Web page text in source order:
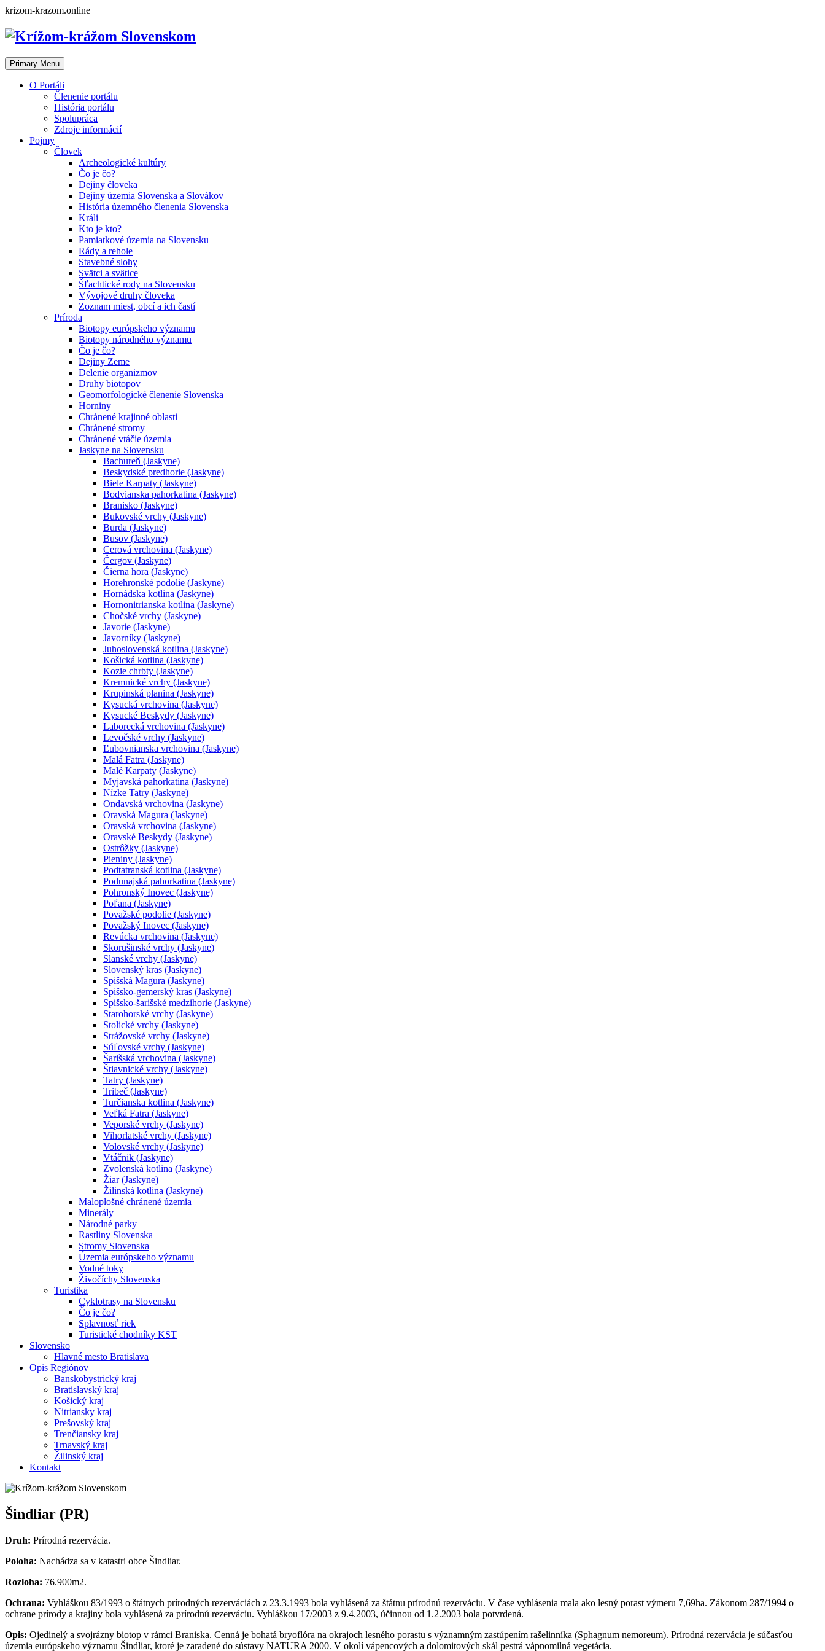
Skip
content
krizom-krazom.online
Primary Menu
O Portáli
Členenie portálu
História portálu
Spolupráca
Zdroje informácií
Pojmy
Človek
Archeologické kultúry
Čo je čo?
Dejiny človeka
Dejiny územia Slovenska a Slovákov
História územného členenia Slovenska
Králi
Kto je kto?
Pamiatkové územia na Slovensku
Rády a rehole
Stavebné slohy
Svätci a svätice
Šľachtické rody na Slovensku
Vývojové druhy človeka
Zoznam miest, obcí a ich častí
Príroda
Biotopy európskeho významu
Biotopy národného významu
Čo je čo?
Dejiny Zeme
Delenie organizmov
Druhy biotopov
Geomorfologické členenie Slovenska
Horniny
Chránené krajinné oblasti
Chránené stromy
Chránené vtáčie územia
Jaskyne na Slovensku
Bachureň (Jaskyne)
Beskydské predhorie (Jaskyne)
Biele Karpaty (Jaskyne)
Bodvianska pahorkatina (Jaskyne)
Branisko (Jaskyne)
Bukovské vrchy (Jaskyne)
Burda (Jaskyne)
Busov (Jaskyne)
Cerová vrchovina (Jaskyne)
Čergov (Jaskyne)
Čierna hora (Jaskyne)
Horehronské podolie (Jaskyne)
Hornádska kotlina (Jaskyne)
Hornonitrianska kotlina (Jaskyne)
Chočské vrchy (Jaskyne)
Javorie (Jaskyne)
Javorníky (Jaskyne)
Juhoslovenská kotlina (Jaskyne)
Košická kotlina (Jaskyne)
Kozie chrbty (Jaskyne)
Kremnické vrchy (Jaskyne)
Krupinská planina (Jaskyne)
Kysucká vrchovina (Jaskyne)
Kysucké Beskydy (Jaskyne)
Laborecká vrchovina (Jaskyne)
Levočské vrchy (Jaskyne)
Ľubovnianska vrchovina (Jaskyne)
Malá Fatra (Jaskyne)
Malé Karpaty (Jaskyne)
Myjavská pahorkatina (Jaskyne)
Nízke Tatry (Jaskyne)
Ondavská vrchovina (Jaskyne)
Oravská Magura (Jaskyne)
Oravská vrchovina (Jaskyne)
Oravské Beskydy (Jaskyne)
Ostrôžky (Jaskyne)
Pieniny (Jaskyne)
Podtatranská kotlina (Jaskyne)
Podunajská pahorkatina (Jaskyne)
Pohronský Inovec (Jaskyne)
Poľana (Jaskyne)
Považské podolie (Jaskyne)
Považský Inovec (Jaskyne)
Revúcka vrchovina (Jaskyne)
Skorušinské vrchy (Jaskyne)
Slanské vrchy (Jaskyne)
Slovenský kras (Jaskyne)
Spišská Magura (Jaskyne)
Spišsko-gemerský kras (Jaskyne)
Spišsko-šarišské medzihorie (Jaskyne)
Starohorské vrchy (Jaskyne)
Stolické vrchy (Jaskyne)
Strážovské vrchy (Jaskyne)
Súľovské vrchy (Jaskyne)
Šarišská vrchovina (Jaskyne)
Štiavnické vrchy (Jaskyne)
Tatry (Jaskyne)
Tribeč (Jaskyne)
Turčianska kotlina (Jaskyne)
Veľká Fatra (Jaskyne)
Veporské vrchy (Jaskyne)
Vihorlatské vrchy (Jaskyne)
Volovské vrchy (Jaskyne)
Vtáčnik (Jaskyne)
Zvolenská kotlina (Jaskyne)
Žiar (Jaskyne)
Žilinská kotlina (Jaskyne)
Maloplošné chránené územia
Minerály
Národné parky
Rastliny Slovenska
Stromy Slovenska
Územia európskeho významu
Vodné toky
Živočíchy Slovenska
Turistika
Cyklotrasy na Slovensku
Čo je čo?
Splavnosť riek
Turistické chodníky KST
Slovensko
Hlavné mesto Bratislava
Opis Regiónov
Banskobystrický kraj
Bratislavský kraj
Košický kraj
Nitriansky kraj
Prešovský kraj
Trenčiansky kraj
Trnavský kraj
Žilinský kraj
Kontakt
Šindliar (PR)
Druh: Prírodná rezervácia.
Poloha: Nachádza sa v katastri obce Šindliar.
Rozloha: 76.900m2.
Ochrana: Vyhláškou 83/1993 o štátnych prírodných rezerváciách z 23.3.1993 bola vyhlásená za štátnu prírodnú rezerváciu. V čase vyhlásenia mala ako lesný porast výmeru 7,69ha. Zákonom 287/1994 o
ochrane prírody a krajiny bola vyhlásená za prírodnú rezerváciu. Vyhláškou 17/2003 z 9.4.2003, účinnou od 1.2.2003 bola potvrdená.
Opis: Ojedinelý a svojrázny biotop v rámci Braniska. Cenná je bohatá bryoflóra na okrajoch lesného porastu s významným zastúpením rašelinníka (Sphagnum nemoreum). Prírodná rezervácia je súčasťou
územia európskeho významu Šindliar, ktoré je zaradené do sústavy NATURA 2000. V okolí vápencových a dolomitových skál pestrá vápnomilná vegetácia.